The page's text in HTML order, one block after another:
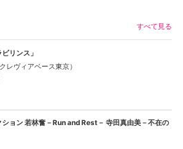
すべて見る
リンス」
レヴィアベース東京）
ション 若林奮－Run and Rest－ 寺田真由美－不在の